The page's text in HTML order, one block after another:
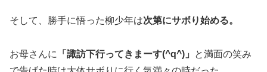
そして、勝手に悟った柳少年は次第にサボり始める。
お母さんに 「諏訪下行ってきまーす(^q^)」
と満面の笑み